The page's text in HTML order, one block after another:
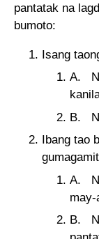
pantatak na
bumoto:
Isang
A.
B.
Ibang tao
A.
may-
B.